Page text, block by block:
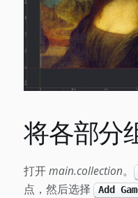
将各部分
打开main.collection。
点，然后选择
Add